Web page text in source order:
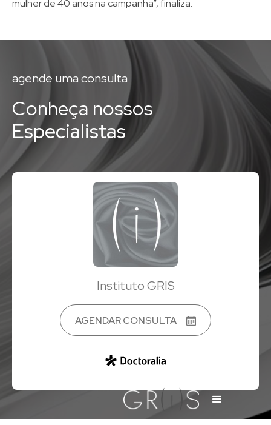
mulher de 40 anos na campanha”, finaliza.
agende uma consulta
Conheça nossos
Especialistas
Instituto GRIS
AGENDAR CONSULTA